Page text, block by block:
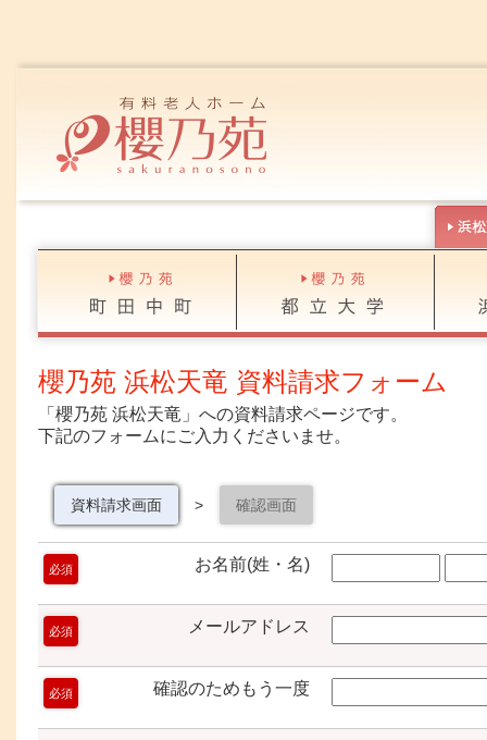
櫻乃苑 浜松天竜 資料請求フォーム
「櫻乃苑 浜松天竜」への資料請求ページです。
下記のフォームにご入力くださいませ。
資料請求画面 > 確認画面
必須 お名前(姓・名)
必須 メールアドレス
必須 確認のためもう一度